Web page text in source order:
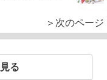
＞次のページ
る